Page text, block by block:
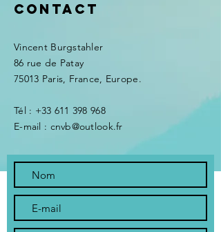
Contact
Vincent Burgstahler
86 rue de Patay
75013 Paris, France, Europe.
Tél : +33 611 398 968
E-mail : cnvb@outlook.fr